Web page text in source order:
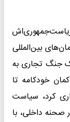
بین‌المللی
جنگ تجاری به
خودکامه تا
کرد، سیاست
صحنه داخلی، با